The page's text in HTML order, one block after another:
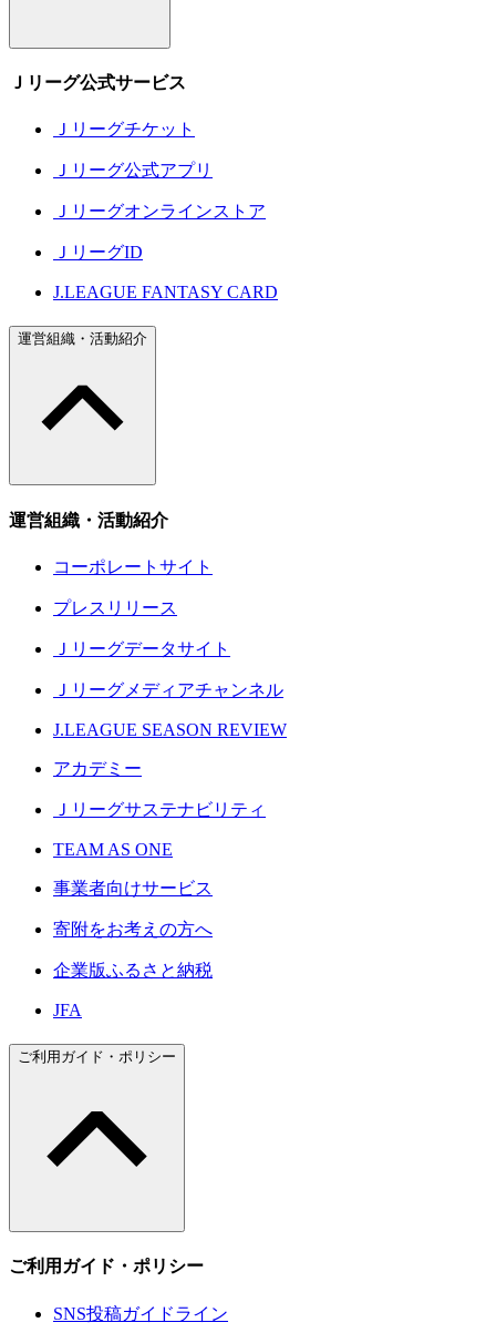
Ｊリーグ公式サービス
Ｊリーグチケット
Ｊリーグ公式アプリ
Ｊリーグオンラインストア
ＪリーグID
J.LEAGUE FANTASY CARD
運営組織・活動紹介
運営組織・活動紹介
コーポレートサイト
プレスリリース
Ｊリーグデータサイト
Ｊリーグメディアチャンネル
J.LEAGUE SEASON REVIEW
アカデミー
Ｊリーグサステナビリティ
TEAM AS ONE
事業者向けサービス
寄附をお考えの方へ
企業版ふるさと納税
JFA
ご利用ガイド・ポリシー
ご利用ガイド・ポリシー
SNS投稿ガイドライン